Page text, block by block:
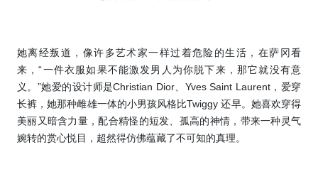
她离经叛道，像许多艺术家一样过着危险的生活，在萨冈看
来，“一件衣服如果不能激发男人为你脱下来，那它就没有意
义。”她爱的设计师是Christian Dior、Yves Saint Laurent，爱穿
长裤，她那种雌雄一体的小男孩风格比Twiggy 还早。她喜欢穿得
美丽又暗含力量，配合精怪的短发、孤高的神情，带来一种灵气
婉转的赏心悦目，超然得仿佛蕴藏了不可知的真理。